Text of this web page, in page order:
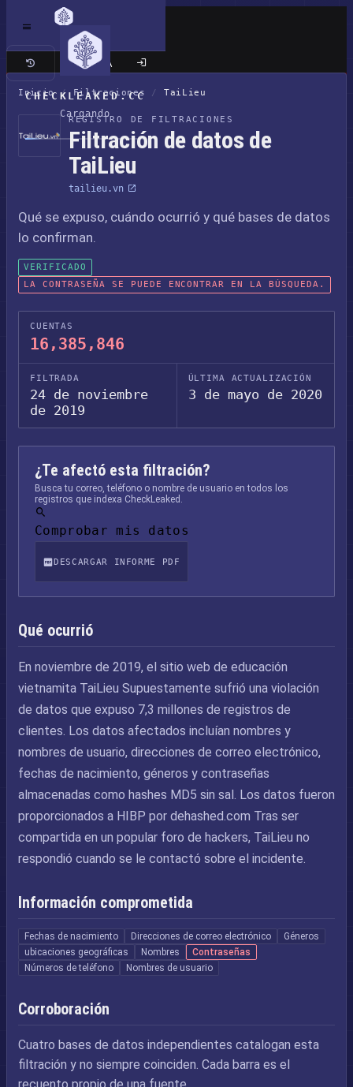
CHECKLEAKED.CC
Cargando
Sitio clásico
Inicio / Filtraciones / TaiLieu
REGISTRO DE FILTRACIONES
Filtración de datos de
TaiLieu
tailieu.vn
Qué se expuso, cuándo ocurrió y qué bases de datos
lo confirman.
VERIFICADO
LA CONTRASEÑA SE PUEDE ENCONTRAR EN LA BÚSQUEDA.
CUENTAS
16,385,846
FILTRADA
24 de noviembre
de 2019
ÚLTIMA ACTUALIZACIÓN
3 de mayo de 2020
¿Te afectó esta filtración?
Busca tu correo, teléfono o nombre de usuario en todos los
registros que indexa CheckLeaked.
Comprobar mis datos
DESCARGAR INFORME PDF
Qué ocurrió
En noviembre de 2019, el sitio web de educación
vietnamita TaiLieu Supuestamente sufrió una violación
de datos que expuso 7,3 millones de registros de
clientes. Los datos afectados incluían nombres y
nombres de usuario, direcciones de correo electrónico,
fechas de nacimiento, géneros y contraseñas
almacenadas como hashes MD5 sin sal. Los datos fueron
proporcionados a HIBP por dehashed.com Tras ser
compartida en un popular foro de hackers, TaiLieu no
respondió cuando se le contactó sobre el incidente.
Información comprometida
Fechas de nacimiento Direcciones de correo electrónico
Géneros
ubicaciones geográficas
Nombres
Contraseñas
Números de teléfono
Nombres de usuario
Corroboración
Cuatro bases de datos independientes catalogan esta
filtración y no siempre coinciden. Cada barra es el